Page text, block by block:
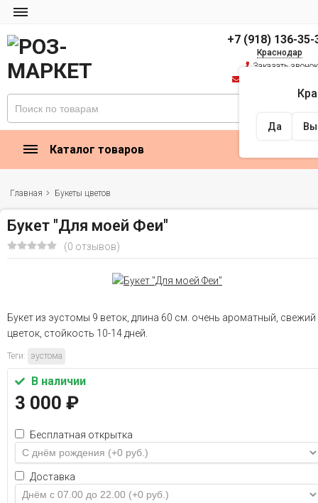
+7 (918) 136-35-
Краснодар
Да
Заказать звонок
Каталог товаров
Главная Букеты цветов
Букет "Для моей Феи"
(0 отзывов)
Букет из эустомы 9 веток, длина 60 см. очень ароматный, свежий
цветок, стойкость 10-14 дней.
Теги: эустома
В наличии
3 000 ₽
Бесплатная открытка
Доставка